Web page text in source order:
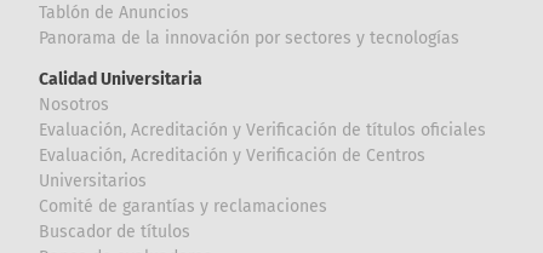
Tablón de Anuncios
Panorama de la innovación por sectores y tecnologías
Calidad Universitaria
Nosotros
Evaluación, Acreditación y Verificación de títulos oficiales
Evaluación, Acreditación y Verificación de Centros
Universitarios
Comité de garantías y reclamaciones
Buscador de títulos